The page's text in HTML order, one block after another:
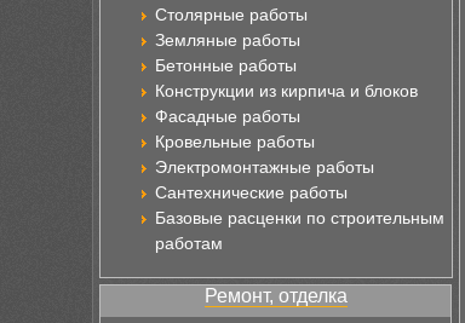
Столярные работы
Земляные работы
Бетонные работы
Конструкции из кирпича и блоков
Фасадные работы
Кровельные работы
Электромонтажные работы
Сантехнические работы
Базовые расценки по строительным
работам
Ремонт, отделка